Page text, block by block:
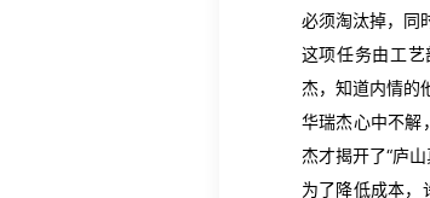
必须淘汰掉，同
这项任务由工
杰，知道内情的
华瑞杰心中不解
杰才揭开了“庐
为了降低成本，